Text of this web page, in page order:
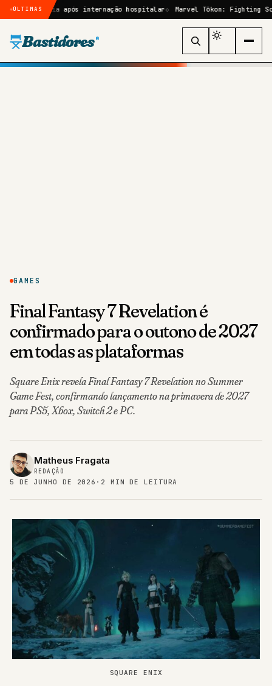
ÚLTIMAS
após internação hospitalar Marvel Tōkon: Fighting Souls:
Bastidores ®
GAMES
Final Fantasy 7 Revelation é
confirmado para o outono de 2027
em todas as plataformas
Square Enix revela Final Fantasy 7 Revelation no Summer
Game Fest, confirmando lançamento na primavera de 2027
para PS5, Xbox, Switch 2 e PC.
Matheus Fragata
REDAÇÃO
5 DE JUNHO DE 2026 · 2 MIN DE LEITURA
SQUARE ENIX